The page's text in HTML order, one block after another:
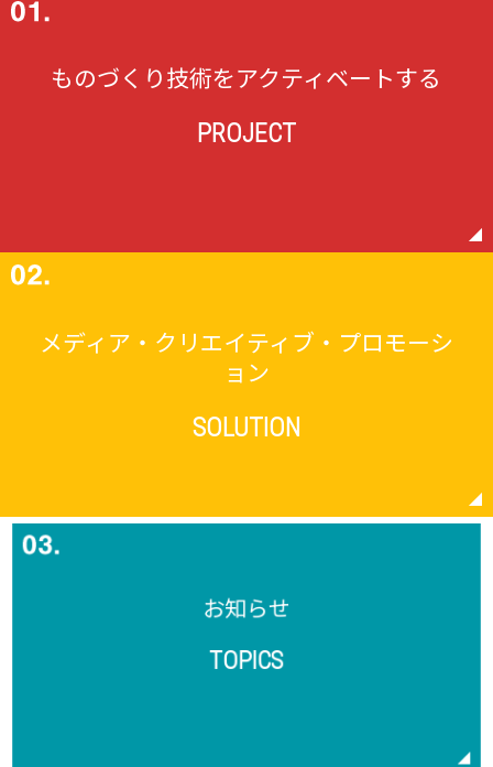
ものづくり技術をアクティベートする
PROJECT
メディア・クリエイティブ・プロモーシ
ョン
SOLUTION
お知らせ
TOPICS